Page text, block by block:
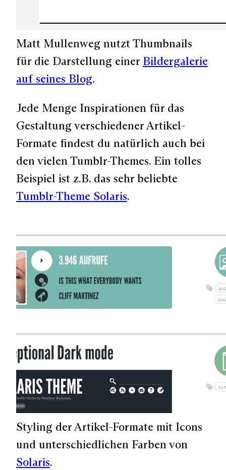
Matt Mullenweg nutzt Thumbnails
für die Darstellung einer Bildergalerie
auf seines Blog.
Jede Menge Inspirationen für das
Gestaltung verschiedener Artikel-
Formate findest du natürlich auch bei
den vielen Tumblr-Themes. Ein tolles
Beispiel ist z.B. das sehr beliebte
Tumblr-Theme Solaris.
Styling der Artikel-Formate mit Icons
und unterschiedlichen Farben von
Solaris.